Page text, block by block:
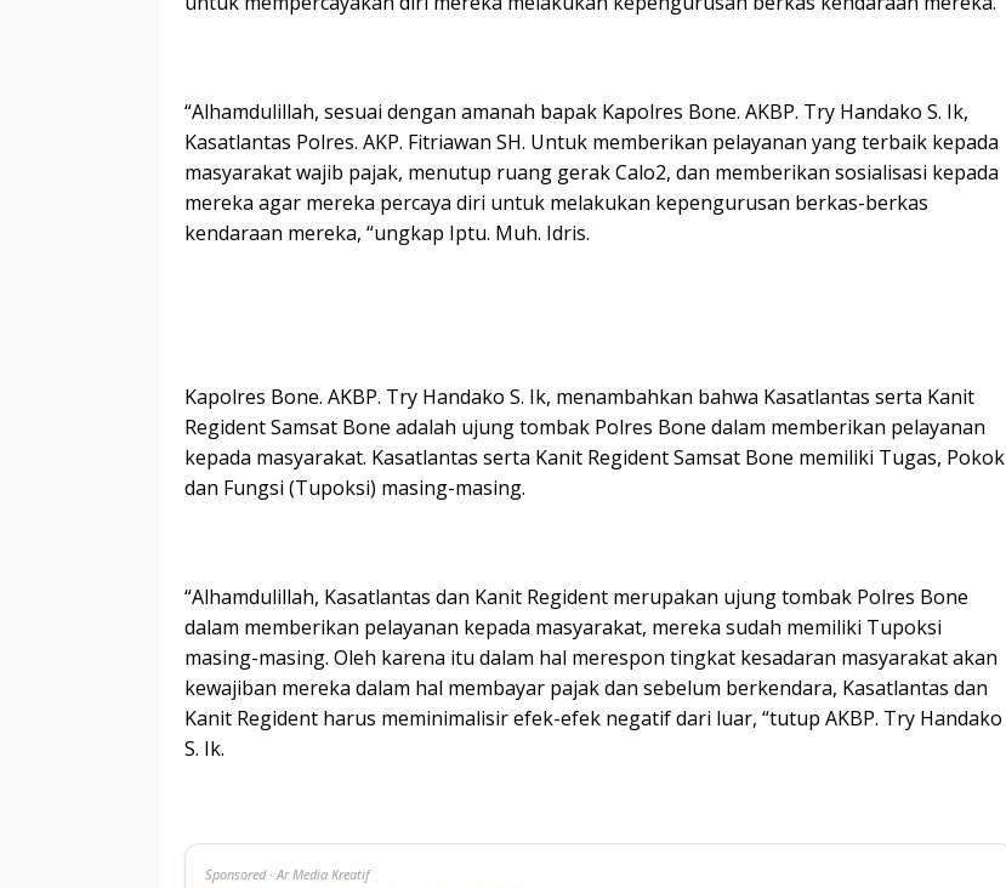
“Alhamdulillah, sesuai dengan amanah bapak Kapolres Bone. AKBP. Try Handako S. Ik,
Kasatlantas Polres. AKP. Fitriawan SH. Untuk memberikan pelayanan yang terbaik kepada
masyarakat wajib pajak, menutup ruang gerak Calo2, dan memberikan sosialisasi kepada
mereka agar mereka percaya diri untuk melakukan kepengurusan berkas-berkas
kendaraan mereka, “ungkap Iptu. Muh. Idris.
Kapolres Bone. AKBP. Try Handako S. Ik, menambahkan bahwa Kasatlantas serta Kanit
Regident Samsat Bone adalah ujung tombak Polres Bone dalam memberikan pelayanan
kepada masyarakat. Kasatlantas serta Kanit Regident Samsat Bone memiliki Tugas, Pokok
dan Fungsi (Tupoksi) masing-masing.
“Alhamdulillah, Kasatlantas dan Kanit Regident merupakan ujung tombak Polres Bone
dalam memberikan pelayanan kepada masyarakat, mereka sudah memiliki Tupoksi
masing-masing. Oleh karena itu dalam hal merespon tingkat kesadaran masyarakat akan
kewajiban mereka dalam hal membayar pajak dan sebelum berkendara, Kasatlantas dan
Kanit Regident harus meminimalisir efek-efek negatif dari luar, “tutup AKBP. Try Handako
S. Ik.
Sponsored · Ar Media Kreatif